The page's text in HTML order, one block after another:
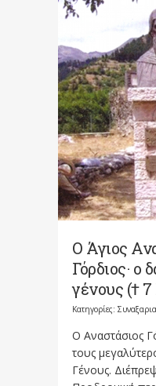
Ο Άγιος
Γόρδιος· ο
γένους († 7
Κατηγορίες:
Ο Αναστάσιος
τους
Γένους.